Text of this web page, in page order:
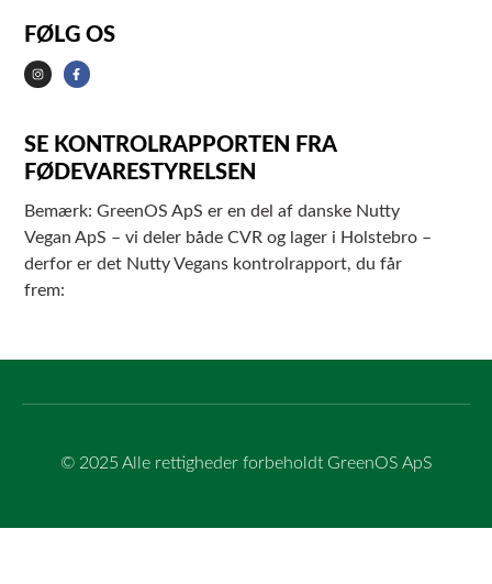
FØLG OS
SE KONTROLRAPPORTEN FRA
FØDEVARESTYRELSEN
Bemærk: GreenOS ApS er en del af danske Nutty
Vegan ApS – vi deler både CVR og lager i Holstebro –
derfor er det Nutty Vegans kontrolrapport, du får
frem:
© 2025 Alle rettigheder forbeholdt GreenOS ApS